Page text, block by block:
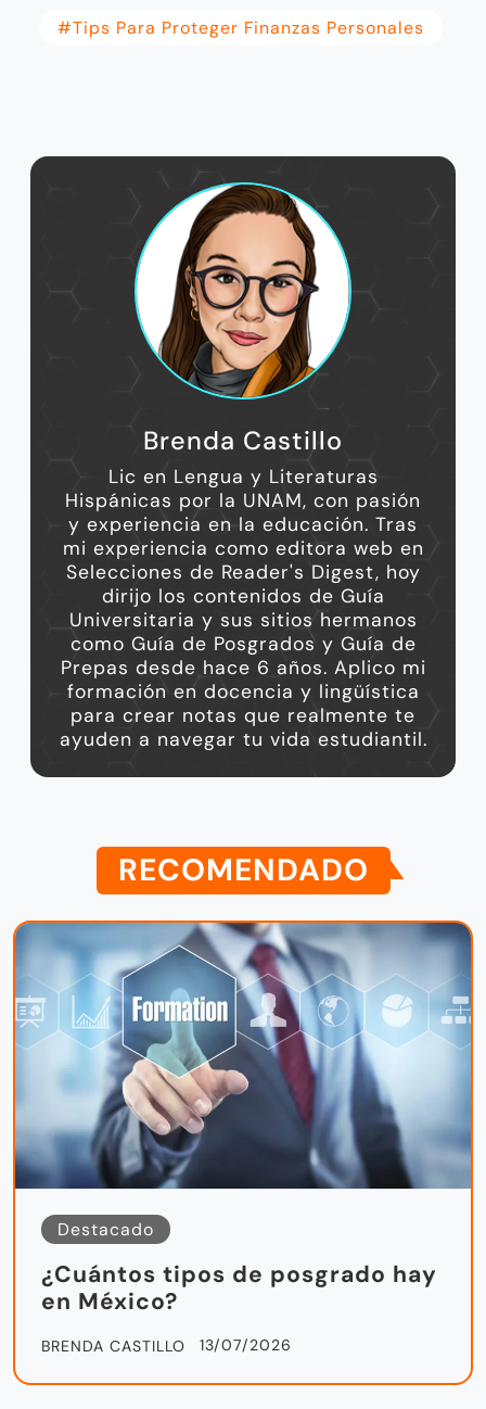
#tips Para Proteger Finanzas Personales
Brenda Castillo
Lic en Lengua y Literaturas
Hispánicas por la UNAM, con pasión
y experiencia en la educación. Tras
mi experiencia como editora web en
Selecciones de Reader's Digest, hoy
dirijo los contenidos de Guía
Universitaria y sus sitios hermanos
como Guía de Posgrados y Guía de
Prepas desde hace 6 años. Aplico mi
formación en docencia y lingüística
para crear notas que realmente te
ayuden a navegar tu vida estudiantil.
RECOMENDADO
Destacado
¿Cuántos tipos de posgrado hay
en México?
BRENDA CASTILLO 13/07/2026